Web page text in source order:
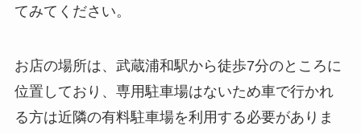
てみてください。
お店の場所は、武蔵浦和駅から徒歩7分のところに
位置しており、専用駐車場はないため車で行かれ
る方は近隣の有料駐車場を利用する必要がありま